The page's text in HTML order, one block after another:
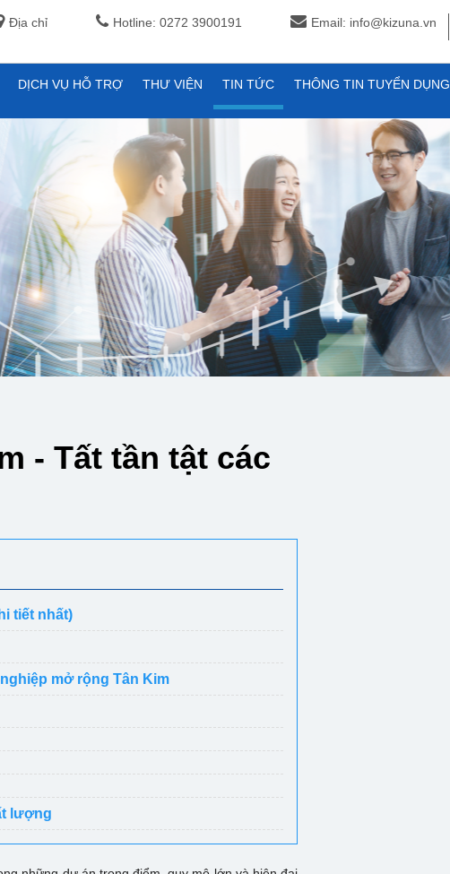
Địa chỉ Hotline: 0272 3900191 Email: info@kizuna.vn
DỊCH VỤ HỖ TRỢ THƯ VIỆN TIN TỨC THÔNG TIN TUYỂN DỤNG
- Tất tần tật các
tiết nhất)
mở rộng Tân Kim
lượng